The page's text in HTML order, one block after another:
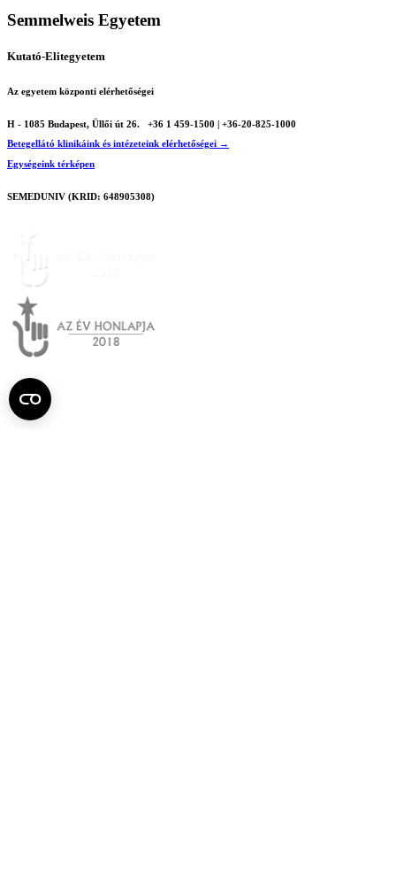
Semmelweis Egyetem
Kutató-Elitegyetem
Az egyetem központi elérhetőségei
H - 1085 Budapest, Üllői út 26.
+36 1 459-1500 | +36-20-825-1000
Betegellátó klinikáink és intézeteink elérhetőségei →
Egységeink térképen
SEMEDUNIV (KRID: 648905308)